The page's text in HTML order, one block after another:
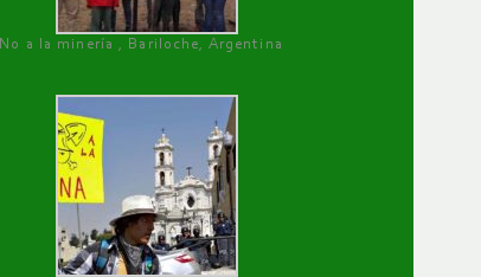
No a la minería , Bariloche, Argentina